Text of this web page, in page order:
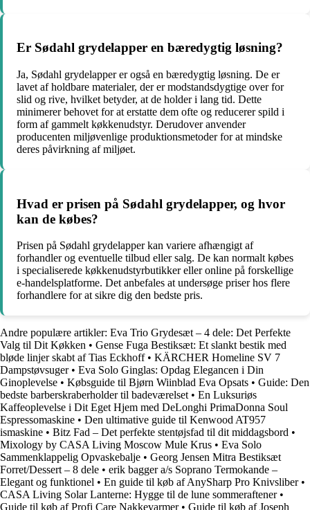
Er Sødahl grydelapper en bæredygtig løsning?
Ja, Sødahl grydelapper er også en bæredygtig løsning. De er
lavet af holdbare materialer, der er modstandsdygtige over for
slid og rive, hvilket betyder, at de holder i lang tid. Dette
minimerer behovet for at erstatte dem ofte og reducerer spild i
form af gammelt køkkenudstyr. Derudover anvender
producenten miljøvenlige produktionsmetoder for at mindske
deres påvirkning af miljøet.
Hvad er prisen på Sødahl grydelapper, og hvor
kan de købes?
Prisen på Sødahl grydelapper kan variere afhængigt af
forhandler og eventuelle tilbud eller salg. De kan normalt købes
i specialiserede køkkenudstyrbutikker eller online på forskellige
e-handelsplatforme. Det anbefales at undersøge priser hos flere
forhandlere for at sikre dig den bedste pris.
Andre populære artikler: Eva Trio Grydesæt – 4 dele: Det Perfekte
Valg til Dit Køkken • Gense Fuga Bestiksæt: Et slankt bestik med
bløde linjer skabt af Tias Eckhoff• KÄRCHER Homeline SV 7
Dampstøvsuger• Eva Solo Ginglas: Opdag Elegancen i Din
Ginoplevelse • Købsguide til Bjørn Wiinblad Eva Opsats • Guide: Den
bedste barberskraberholder til badeværelset • En Luksuriøs
Kaffeoplevelse i Dit Eget Hjem med DeLonghi PrimaDonna Soul
Espressomaskine • Den ultimative guide til Kenwood AT957
ismaskine • Bitz Fad – Det perfekte stentøjsfad til dit middagsbord •
Mixology by CASA Living Moscow Mule Krus • Eva Solo
Sammenklappelig Opvaskebalje • Georg Jensen Mitra Bestiksæt
Forret/Dessert – 8 dele • erik bagger a/s Soprano Termokande –
Elegant og funktionel • En guide til køb af AnySharp Pro Knivsliber•
CASA Living Solar Lanterne: Hygge til de lune sommeraftener•
Guide til køb af Profi Care Nakkevarmer• Guide til køb af Joseph